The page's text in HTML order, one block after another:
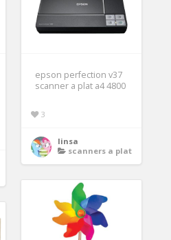
epson perfection v37
scanner a plat a4 4800
3
linsa
scanners a plat